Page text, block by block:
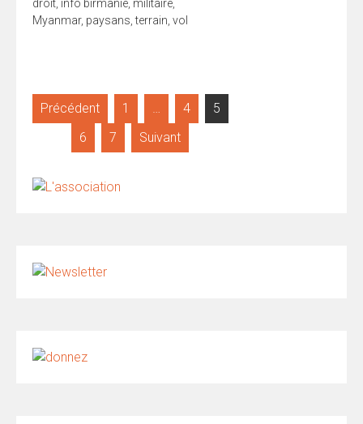
droit, info birmanie, militaire,
Myanmar, paysans,terrain, vol
Pagination
des
publications
Précédent 1 … 4
5
6
7 Suivant